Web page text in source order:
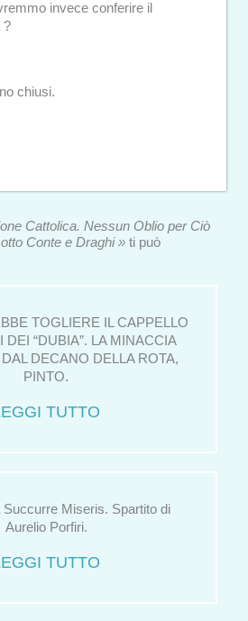
invece conferire il
?
chiusi.
Cattolica. Nessun Oblio per Ciò
Conte e Draghi » ti può
TOGLIERE IL CAPPELLO
DEI “DUBIA”. LA MINACCIA
DECANO DELLA ROTA,
PINTO.
TUTTO
Succurre Miseris. Spartito di
Aurelio Porfiri.
TUTTO